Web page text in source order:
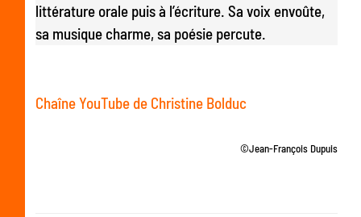
littérature orale puis à l’écriture. Sa voix envoûte,
sa musique charme, sa poésie percute.
Chaîne YouTube de Christine Bolduc
©Jean-François Dupuis